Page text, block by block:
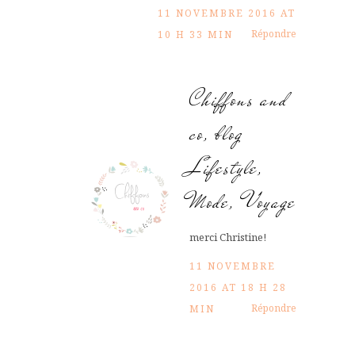
11 NOVEMBRE 2016 AT
10 H 33 MIN
Répondre
Chiffons and
co, blog
Lifestyle,
Mode, Voyage
merci Christine!
11 NOVEMBRE
2016 AT 18 H 28
MIN
Répondre